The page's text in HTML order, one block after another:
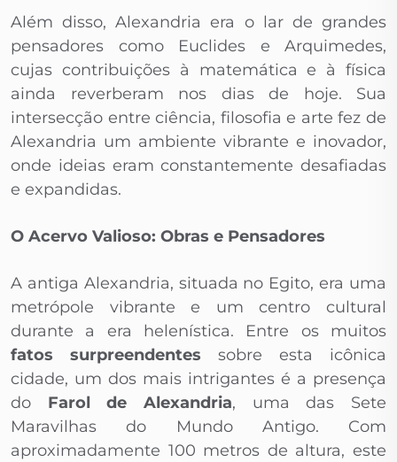
Além disso, Alexandria era o lar de grandes
pensadores como Euclides e Arquimedes,
cujas contribuições à matemática e à física
ainda reverberam nos dias de hoje. Sua
intersecção entre ciência, filosofia e arte fez de
Alexandria um ambiente vibrante e inovador,
onde ideias eram constantemente desafiadas
e expandidas.
O Acervo Valioso: Obras e Pensadores
A antiga Alexandria, situada no Egito, era uma
metrópole vibrante e um centro cultural
durante a era helenística. Entre os muitos
fatos surpreendentes sobre esta icônica
cidade, um dos mais intrigantes é a presença
do Farol de Alexandria, uma das Sete
Maravilhas do Mundo Antigo. Com
aproximadamente 100 metros de altura, este